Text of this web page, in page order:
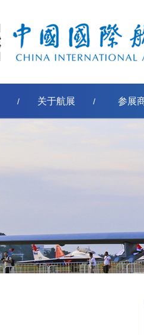
/ 关于航展 / 参展
据源标签'pe-取得节点名